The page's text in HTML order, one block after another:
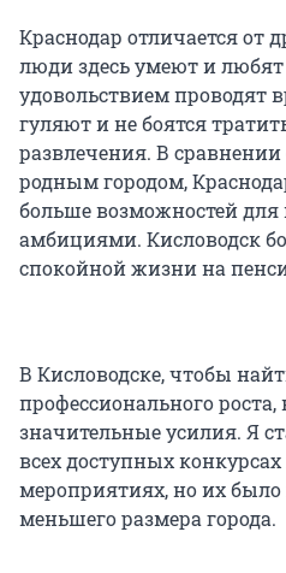
Краснодар отличается от
люди здесь умеют и любят
удовольствием проводят
гуляют и не боятся
развлечения. В
родным городом,
больше возможностей
амбициями. Кисловодск
спокойной жизни на
В Кисловодске, чтобы
профессионального
значительные усилия. Я
всех доступных
мероприятиях, но их было
меньшего размера города.